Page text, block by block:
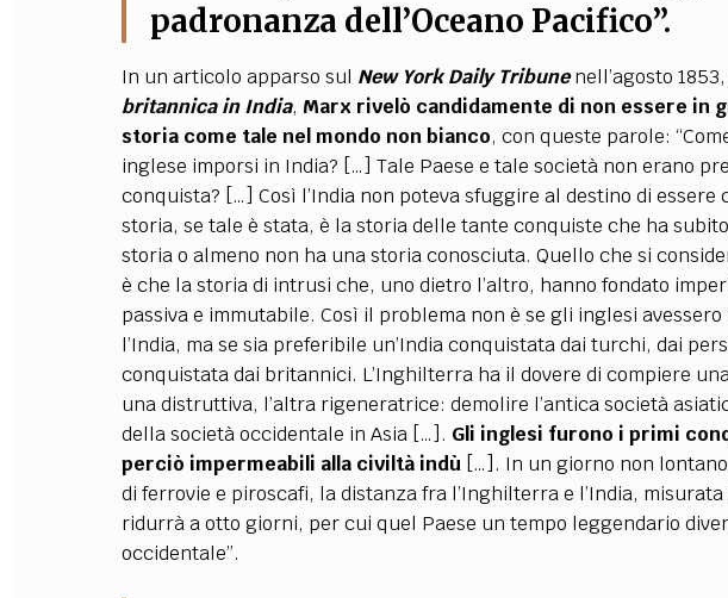
padronanza dell’Oceano Pacifico”.
In un articolo apparso sul New York Daily Tribunenell’agosto
britannica in India, Marx rivelò candidamente di non essere in
storia come tale nel mondo non bianco, con queste parole:
inglese imporsi in India? […] Tale Paese e tale società non erano
conquista? […] Così l’India non poteva sfuggire al destino di
storia, se tale è stata, è la storia delle tante conquiste che ha
storia o almeno non ha una storia conosciuta. Quello che si
è che la storia di intrusi che, uno dietro l’altro, hanno fondato
passiva e immutabile. Così il problema non è se gli inglesi
l’India, ma se sia preferibile un’India conquistata dai turchi, dai
conquistata dai britannici. L’Inghilterra ha il dovere di compiere
una distruttiva, l’altra rigeneratrice: demolire l’antica società
della società occidentale in Asia […]. Gli inglesi furono i primi
perciò impermeabili alla civiltà indù […]. In un giorno non
di ferrovie e piroscafi, la distanza fra l’Inghilterra e l’India,
ridurrà a otto giorni, per cui quel Paese un tempo leggendario
occidentale”.